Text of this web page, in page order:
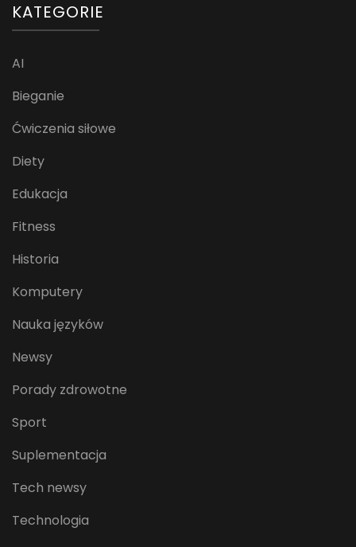
KATEGORIE
AI
Bieganie
Ćwiczenia siłowe
Diety
Edukacja
Fitness
Historia
Komputery
Nauka języków
Newsy
Porady zdrowotne
Sport
Suplementacja
Tech newsy
Technologia